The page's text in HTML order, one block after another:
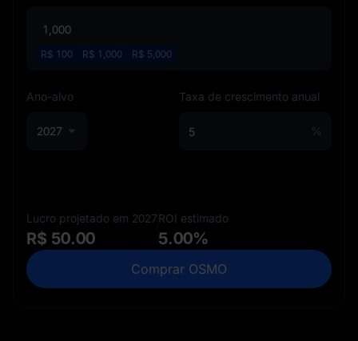
R$ 100 R$ 1,000 R$ 5,000
Ano-alvo
2027
Taxa de crescimento anual
%
Lucro projetado em 2027
R$ 50.00
ROI estimado
5.00%
Comprar OSMO